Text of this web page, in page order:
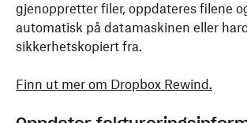
gjenoppretter filer, oppdateres filene
automatisk på datamaskinen eller
sikkerhetskopiert fra.
Finn ut mer om Dropbox Rewind.